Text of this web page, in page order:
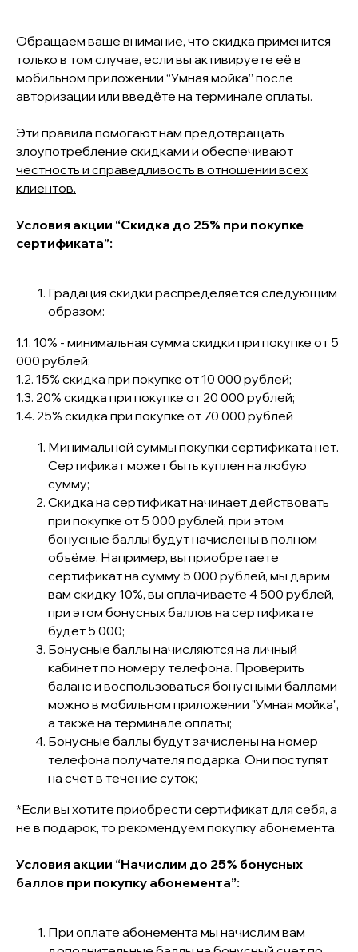
Обращаем ваше внимание, что скидка применится
только в том случае, если вы активируете её в
мобильном приложении “Умная мойка” после
авторизации или введёте на терминале оплаты.
Эти правила помогают нам предотвращать
злоупотребление скидками и обеспечивают
честность и справедливость в отношении всех
клиентов.
Условия акции “Скидка до 25% при покупке
сертификата”:
Градация скидки распределяется следующим
образом:
1.1. 10% - минимальная сумма скидки при покупке от 5
000 рублей;
1.2. 15% скидка при покупке от 10 000 рублей;
1.3. 20% скидка при покупке от 20 000 рублей;
1.4. 25% скидка при покупке от 70 000 рублей
Минимальной суммы покупки сертификата нет.
Сертификат может быть куплен на любую
сумму;
Скидка на сертификат начинает действовать
при покупке от 5 000 рублей, при этом
бонусные баллы будут начислены в полном
объёме. Например, вы приобретаете
сертификат на сумму 5 000 рублей, мы дарим
вам скидку 10%, вы оплачиваете 4 500 рублей,
при этом бонусных баллов на сертификате
будет 5 000;
Бонусные баллы начисляются на личный
кабинет по номеру телефона. Проверить
баланс и воспользоваться бонусными баллами
можно в мобильном приложении "Умная мойка",
а также на терминале оплаты;
Бонусные баллы будут зачислены на номер
телефона получателя подарка. Они поступят
на счет в течение суток;
*Если вы хотите приобрести сертификат для себя, а
не в подарок, то рекомендуем покупку абонемента.
Условия акции “Начислим до 25% бонусных
баллов при покупку абонемента”:
При оплате абонемента мы начислим вам